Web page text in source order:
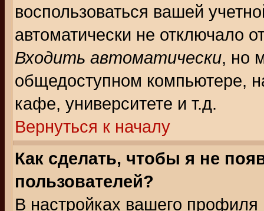
воспользоваться вашей
автоматически не отключало
Входить автоматически, но
общедоступном компьютере,
кафе, университете и т.д.
Вернуться к началу
Как сделать, чтобы я не
пользователей?
В настройках вашего